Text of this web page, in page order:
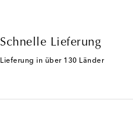
Schnelle Lieferung
Lieferung in über 130 Länder